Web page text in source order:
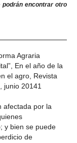
encontrar otro
Agraria
En el año de la
el agro, Revista
junio 20141
afectada por la
y bien se puede
de